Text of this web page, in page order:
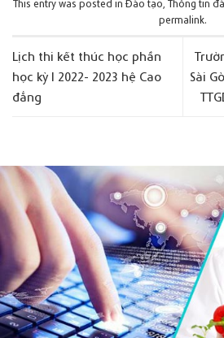
This entry was posted inĐào tạo, Thông tin
permalink.
Lịch thi kết thúc học phần
học kỳ I 2022- 2023 hệ Cao
đẳng
Sài